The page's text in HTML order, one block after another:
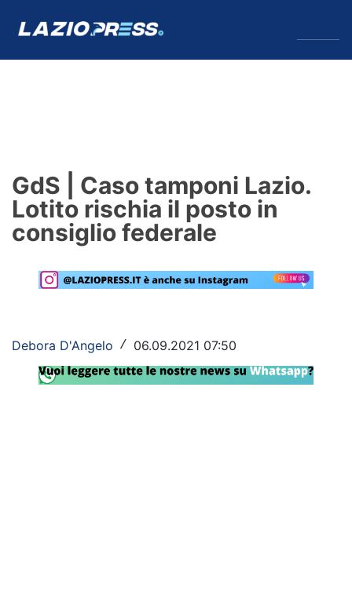
Formello
Infortuni
Primavera
Lazio Women
Rassegna Lazio
GdS | Caso tamponi Lazio.
Lotito rischia il posto in
consiglio federale
Debora D'Angelo / 06.09.2021 07:50